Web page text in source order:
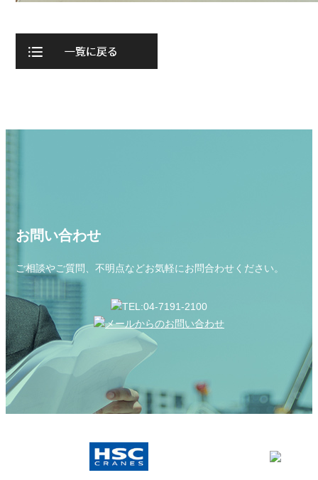
お問い合わせ
ご相談やご質問、不明点などお気軽にお問合わせください。